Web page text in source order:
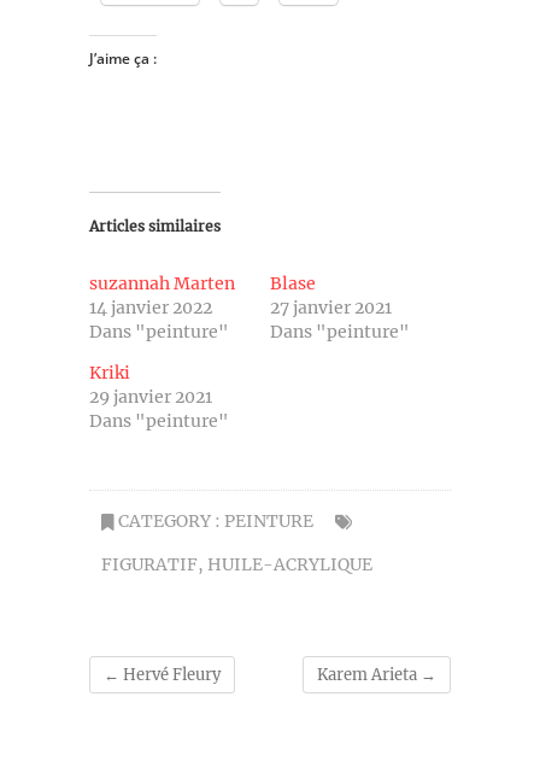
J’aime ça :
Articles similaires
suzannah Marten
14 janvier 2022
Dans "peinture"
Blase
27 janvier 2021
Dans "peinture"
Kriki
29 janvier 2021
Dans "peinture"
CATEGORY : PEINTURE
FIGURATIF, HUILE-ACRYLIQUE
← Hervé Fleury Karem Arieta →